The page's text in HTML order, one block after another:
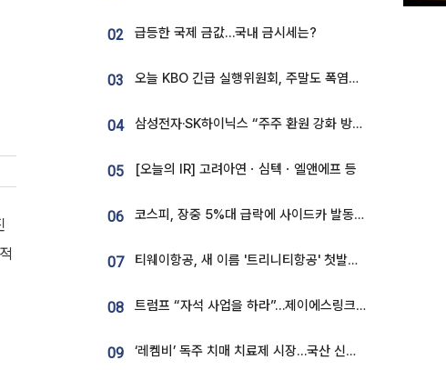
02 급등한 국제 금값…국내 금시세는?
03 오늘 KBO 긴급 실행위원회, 주말도 폭염취소 될까
04 삼성전자·SK하이닉스 “주주 환원 강화 방안 마련”
05 [오늘의 IR] 고려아연ㆍ심텍ㆍ엘앤에프 등
06 코스피, 장중 5%대 급락에 사이드카 발동…삼성·SK 동반 폭락
07 티웨이항공, 새 이름 '트리니티항공' 첫발…SSC 전략 본격화
08 트럼프 “자석 사업을 하라”…제이에스링크, 비중국 영구자석 공급망 구축 속도
09 ‘레켐비’ 독주 치매 치료제 시장…국산 신약 등장하나